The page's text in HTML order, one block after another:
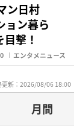
ン日村
ョン暮ら
撃！
エンタメニュース
更新：2026/08/06 18:00
月間